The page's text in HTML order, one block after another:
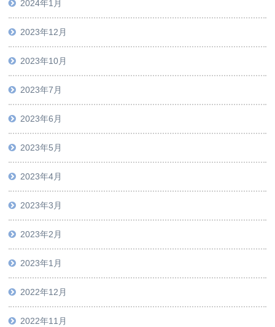
2024年1月
2023年12月
2023年10月
2023年7月
2023年6月
2023年5月
2023年4月
2023年3月
2023年2月
2023年1月
2022年12月
2022年11月